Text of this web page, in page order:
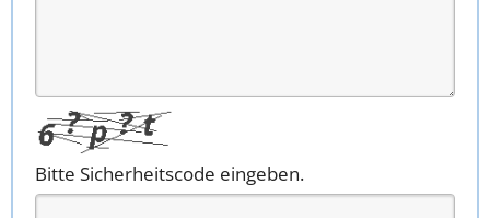
Bitte Sicherheitscode eingeben.